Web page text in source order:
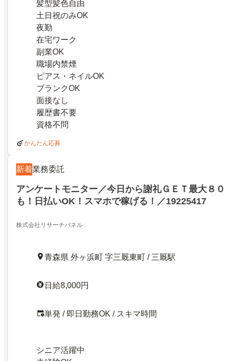
髪型髪色自由
土日祝のみOK
夜勤
在宅ワーク
副業OK
職場内禁煙
ピアス・ネイルOK
ブランクOK
面接なし
履歴書不要
資格不問
かんたん応募
新着業務委託
アンケートモニター／今日から謝礼ＧＥＴ最大８
も！日払いOK！スマホで稼げる！／19225417
株式会社リサーチパネル
青森県 外ヶ浜町 字三厩東町 / 三厩駅
日給8,000円
単発 / 即日勤務OK / スキマ時間
シニア活躍中